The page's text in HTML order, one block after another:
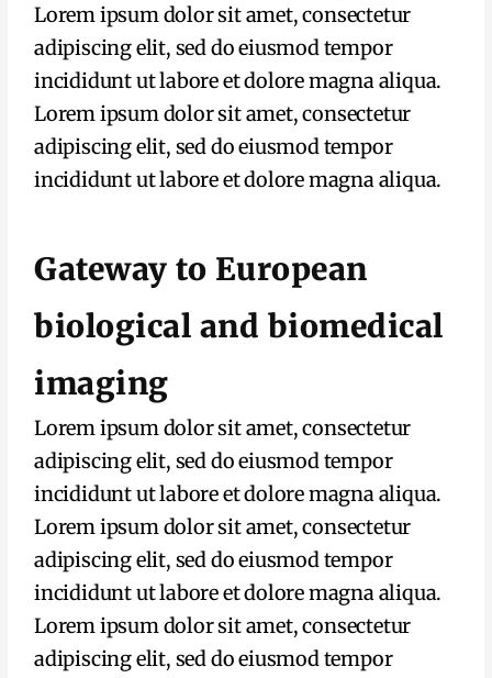
Lorem ipsum dolor sit amet, consectetur
adipiscing elit, sed do eiusmod tempor
incididunt ut labore et dolore magna aliqua.
Lorem ipsum dolor sit amet, consectetur
adipiscing elit, sed do eiusmod tempor
incididunt ut labore et dolore magna aliqua.
Gateway to European
biological and biomedical
imaging
Lorem ipsum dolor sit amet, consectetur
adipiscing elit, sed do eiusmod tempor
incididunt ut labore et dolore magna aliqua.
Lorem ipsum dolor sit amet, consectetur
adipiscing elit, sed do eiusmod tempor
incididunt ut labore et dolore magna aliqua.
Lorem ipsum dolor sit amet, consectetur
adipiscing elit, sed do eiusmod tempor